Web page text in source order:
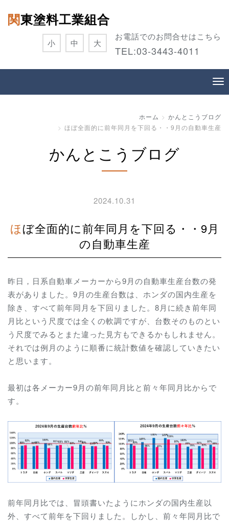
関東塗料工業組合
お電話でのお問合せはこちら
TEL:03-3443-4011
小 中 大
ホーム
かんとこうブログ
ほぼ全面的に前年同月を下回る・・9月の自動車生産
かんとこうブログ
2024.10.31
ほぼ全面的に前年同月を下回る・・9月
の自動車生産
昨日，日系自動車メーカーから9月の自動車生産台数の発
表がありました。9月の生産台数は、ホンダの国内生産を
除き、すべて前年同月を下回りました。8月に続き前年同
月比という尺度では全くの軟調ですが、台数そのものとい
う尺度でみるとまた違った見方もできるかもしれません。
それでは例月のように順番に統計数値を確認していきたい
と思います。
最初は各メーカー9月の前年同月比と前々年同月比からで
す。
前年同月比では、冒頭書いたようにホンダの国内生産以
外、すべて前年を下回りました。しかし、前々年同月比で